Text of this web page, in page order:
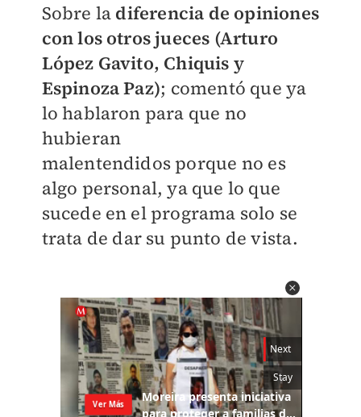
Sobre la diferencia de opiniones
con los otros jueces (Arturo
López Gavito, Chiquis y
Espinoza Paz); comentó que ya
lo hablaron para que no
hubieran
malentendidos porque no es
algo personal, ya que lo que
sucede en el programa solo se
trata de dar su punto de vista.